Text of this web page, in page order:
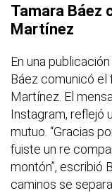
Tamara Báez
Martínez
En una
Báez comunicó el
Martínez. El
Instagram, reflejó
mutuo. “Gracias
fuiste un re
montón”, escribió
caminos se